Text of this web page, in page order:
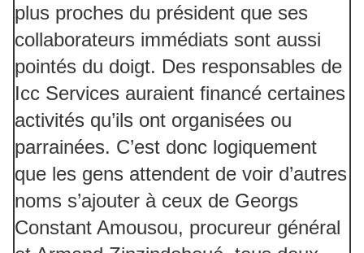
plus proches du président que ses
collaborateurs immédiats sont aussi
pointés du doigt. Des responsables de
Icc Services auraient financé certaines
activités qu’ils ont organisées ou
parrainées. C’est donc logiquement
que les gens attendent de voir d’autres
noms s’ajouter à ceux de Georgs
Constant Amousou, procureur général